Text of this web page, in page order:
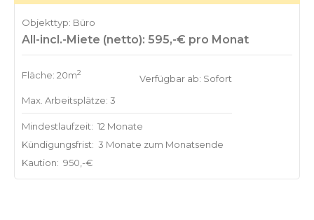
Objekttyp: Büro
All-incl.-Miete (netto): 595,-€ pro Monat
Fläche: 20m2
Max. Arbeitsplätze: 3
Verfügbar ab: Sofort
Mindestlaufzeit: 12 Monate
Kündigungsfrist: 3 Monate zum Monatsende
Kaution: 950,-€